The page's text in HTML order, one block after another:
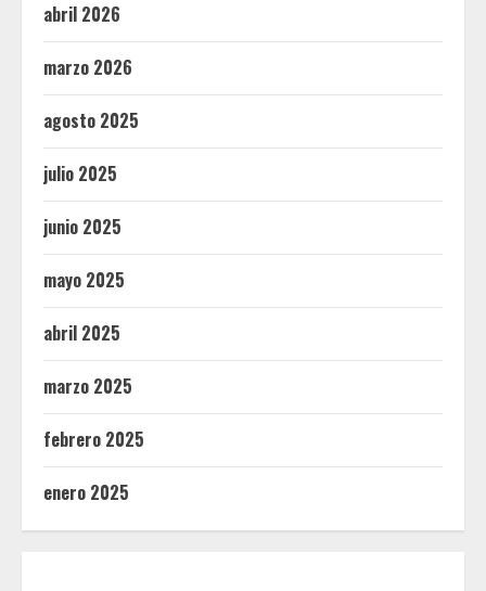
abril 2026
marzo 2026
agosto 2025
julio 2025
junio 2025
mayo 2025
abril 2025
marzo 2025
febrero 2025
enero 2025